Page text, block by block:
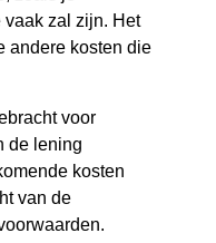
zal zijn. Het
andere kosten die
voor
de lening
kosten
van de